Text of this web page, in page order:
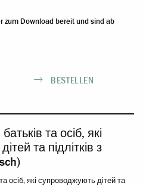
zum Download bereit und sind ab
BESTELLEN
та осіб, які
та підлітків з
осіб, які супроводжують дітей та